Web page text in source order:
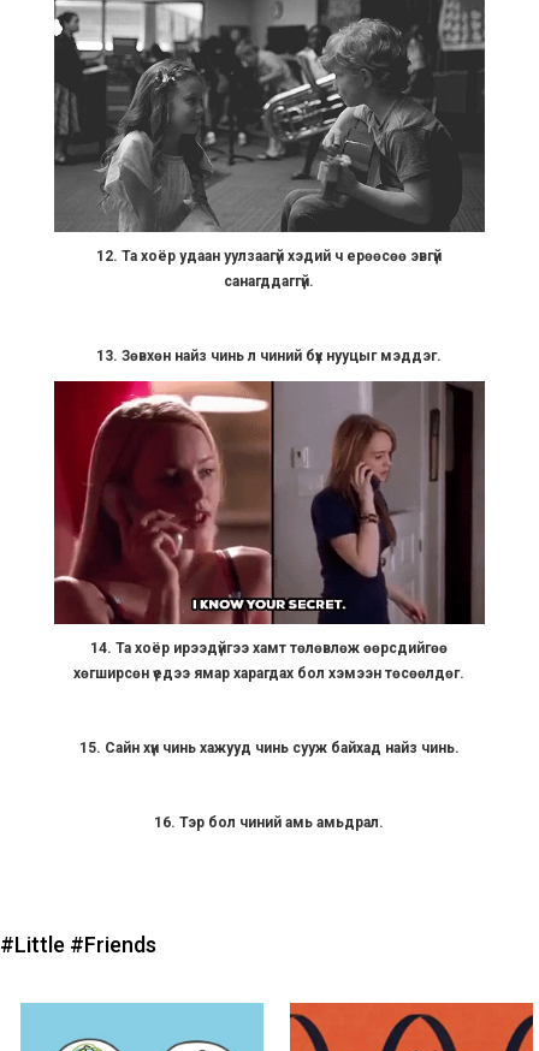
12. Та хоёр удаан уулзаагүй хэдий ч ерөөсөө эвгүй
санагддаггүй.
13. Зөвхөн найз чинь л чиний бүх нууцыг мэддэг.
14. Та хоёр ирээдүйгээ хамт төлөвлөж өөрсдийгөө
хөгширсөн үедээ ямар харагдах бол хэмээн төсөөлдөг.
15. Сайн хүн чинь хажууд чинь сууж байхад найз чинь.
16. Тэр бол чиний амь амьдрал.
#Little #Friends